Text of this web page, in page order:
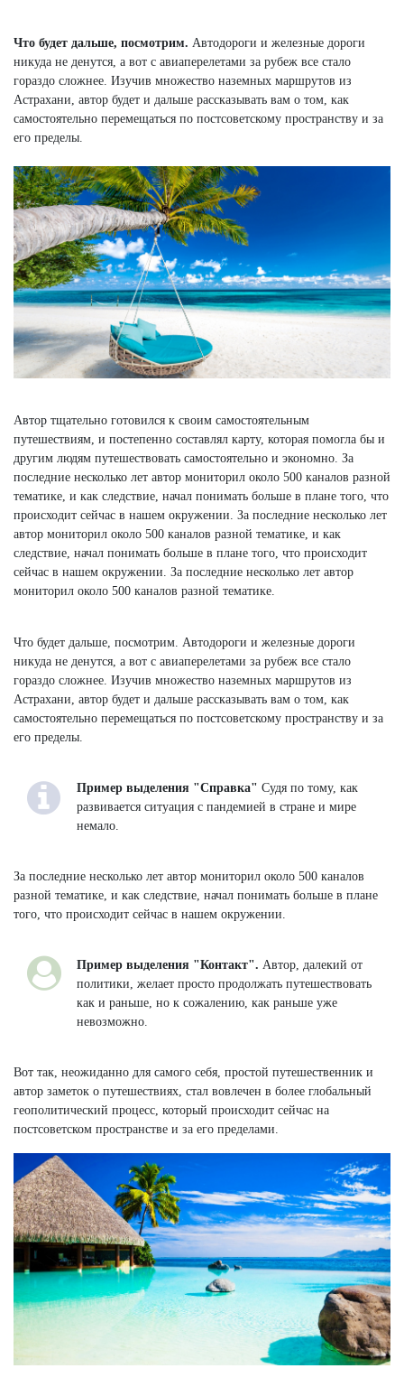
Что будет дальше, посмотрим. Автодороги и железные дороги
никуда не денутся, а вот с авиаперелетами за рубеж все стало
гораздо сложнее. Изучив множество наземных маршрутов из
Астрахани, автор будет и дальше рассказывать вам о том, как
самостоятельно перемещаться по постсоветскому пространству и за
его пределы.
Автор тщательно готовился к своим самостоятельным
путешествиям, и постепенно составлял карту, которая помогла бы и
другим людям путешествовать самостоятельно и экономно. За
последние несколько лет автор мониторил около 500 каналов разной
тематике, и как следствие, начал понимать больше в плане того, что
происходит сейчас в нашем окружении. За последние несколько лет
автор мониторил около 500 каналов разной тематике, и как
следствие, начал понимать больше в плане того, что происходит
сейчас в нашем окружении. За последние несколько лет автор
мониторил около 500 каналов разной тематике.
Что будет дальше, посмотрим. Автодороги и железные дороги
никуда не денутся, а вот с авиаперелетами за рубеж все стало
гораздо сложнее. Изучив множество наземных маршрутов из
Астрахани, автор будет и дальше рассказывать вам о том, как
самостоятельно перемещаться по постсоветскому пространству и за
его пределы.
Пример выделения "Справка" Судя по тому, как
развивается ситуация с пандемией в стране и мире
немало.
За последние несколько лет автор мониторил около 500 каналов
разной тематике, и как следствие, начал понимать больше в плане
того, что происходит сейчас в нашем окружении.
Пример выделения "Контакт". Автор, далекий от
политики, желает просто продолжать путешествовать
как и раньше, но к сожалению, как раньше уже
невозможно.
Вот так, неожиданно для самого себя, простой путешественник и
автор заметок о путешествиях, стал вовлечен в более глобальный
геополитический процесс, который происходит сейчас на
постсоветском пространстве и за его пределами.